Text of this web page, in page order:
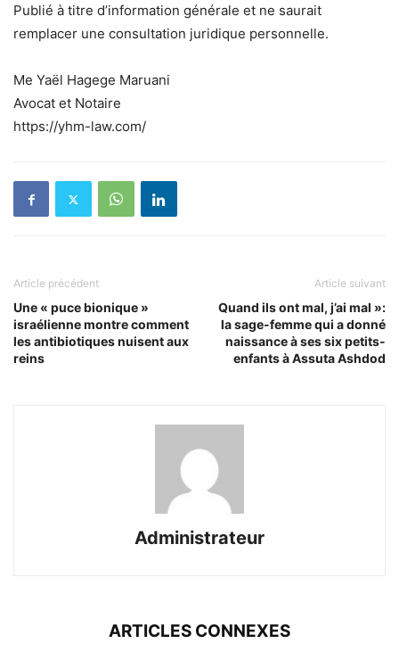
Publié à titre d’information générale et ne saurait
remplacer une consultation juridique personnelle.
Me Yaël Hagege Maruani
Avocat et Notaire
https://yhm-law.com/
Article précédent
Une « puce bionique »
israélienne montre comment
les antibiotiques nuisent aux
reins
Article suivant
Quand ils ont mal, j’ai mal »:
la sage-femme qui a donné
naissance à ses six petits-
enfants à Assuta Ashdod
Administrateur
ARTICLES CONNEXES